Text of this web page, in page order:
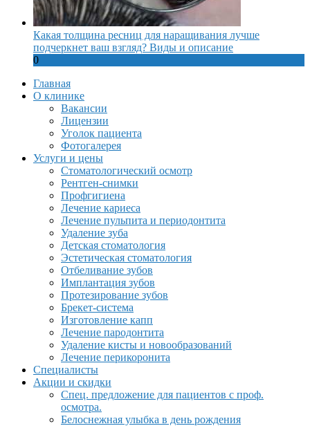
Какая толщина ресниц для наращивания лучше
подчеркнет ваш взгляд? Виды и описание
0
Главная
О клинике
Вакансии
Лицензии
Уголок пациента
Фотогалерея
Услуги и цены
Стоматологический осмотр
Рентген-снимки
Профгигиена
Лечение кариеса
Лечение пульпита и периодонтита
Удаление зуба
Детская стоматология
Эстетическая стоматология
Отбеливание зубов
Имплантация зубов
Протезирование зубов
Брекет-система
Изготовление капп
Лечение пародонтита
Удаление кисты и новообразований
Лечение перикоронита
Специалисты
Акции и скидки
Спец. предложение для пациентов с проф.
осмотра.
Белоснежная улыбка в день рождения